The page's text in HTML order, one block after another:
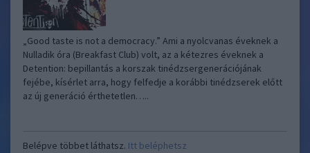
„Good taste is not a democracy.” Ami a nyolcvanas éveknek a
Nulladik óra (Breakfast Club) volt, az a kétezres éveknek a
Detention: bepillantás a korszak tinédzsergenerációjának
fejébe, kísérlet arra, hogy felfedje a korábbi tinédzserek előtt
az új generáció érthetetlen…..
Belépve többet láthatsz. Itt beléphetsz